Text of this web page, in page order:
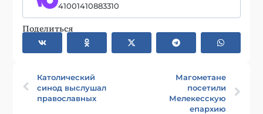
41001410883310
Поделиться
Католический
синод выслушал
православных
Магометане
посетили
Мелекесскую
епархию